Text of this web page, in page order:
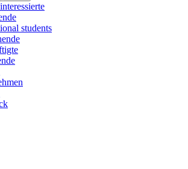
students